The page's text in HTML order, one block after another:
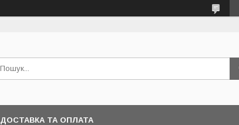
ДОСТАВКА ТА ОПЛАТА